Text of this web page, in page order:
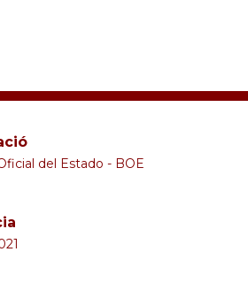
del Estado - BOE